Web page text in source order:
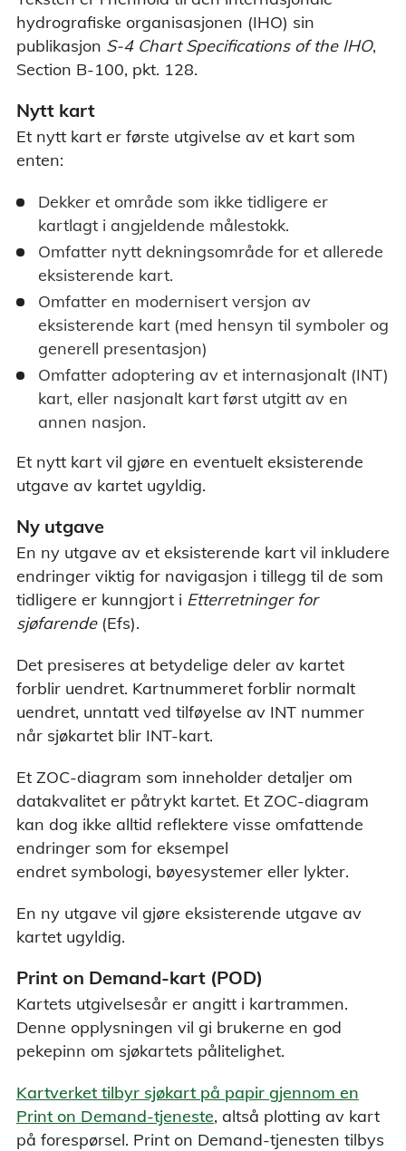
hydrografiske organisasjonen (IHO) sin
publikasjon S-4 Chart Specifications of the IHO,
Section B-100, pkt. 128.
Nytt kart
Et nytt kart er første utgivelse av et kart som
enten:
Dekker et område som ikke tidligere er
kartlagt i angjeldende målestokk.
Omfatter nytt dekningsområde for et allerede
eksisterende kart.
Omfatter en modernisert versjon av
eksisterende kart (med hensyn til symboler og
generell presentasjon)
Omfatter adoptering av et internasjonalt (INT)
kart, eller nasjonalt kart først utgitt av en
annen nasjon.
Et nytt kart vil gjøre en eventuelt eksisterende
utgave av kartet ugyldig.
Ny utgave
En ny utgave av et eksisterende kart vil inkludere
endringer viktig for navigasjon i tillegg til de som
tidligere er kunngjort i Etterretninger for
sjøfarende(Efs).
Det presiseres at betydelige deler av kartet
forblir uendret. Kartnummeret forblir normalt
uendret, unntatt ved tilføyelse av INT nummer
når sjøkartet blir INT-kart.
Et ZOC-diagram som inneholder detaljer om
datakvalitet er påtrykt kartet. Et ZOC-diagram
kan dog ikke alltid reflektere visse omfattende
endringer som for eksempel
endret symbologi, bøyesystemer eller lykter.
En ny utgave vil gjøre eksisterende utgave av
kartet ugyldig.
Print on Demand-kart (POD)
Kartets utgivelsesår er angitt i kartrammen.
Denne opplysningen vil gi brukerne en god
pekepinn om sjøkartets pålitelighet.
Kartverket tilbyr sjøkart på papir gjennom en
Print on Demand-tjeneste, altså plotting av kart
på forespørsel. Print on Demand-tjenesten tilbys